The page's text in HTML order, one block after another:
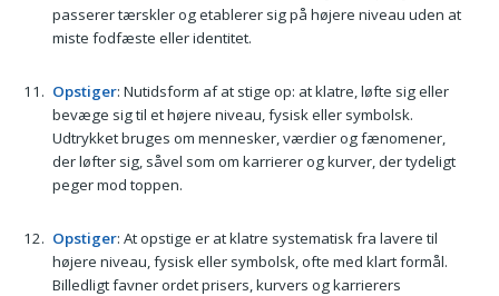
passerer tærskler og etablerer sig på højere niveau uden at
miste fodfæste eller identitet.
Opstiger: Nutidsform af at stige op: at klatre, løfte sig eller
bevæge sig til et højere niveau, fysisk eller symbolsk.
Udtrykket bruges om mennesker, værdier og fænomener,
der løfter sig, såvel som om karrierer og kurver, der tydeligt
peger mod toppen.
Opstiger: At opstige er at klatre systematisk fra lavere til
højere niveau, fysisk eller symbolsk, ofte med klart formål.
Billedligt favner ordet prisers, kurvers og karrierers